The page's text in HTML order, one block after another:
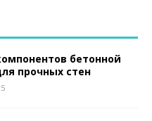
бетонной
прочных стен